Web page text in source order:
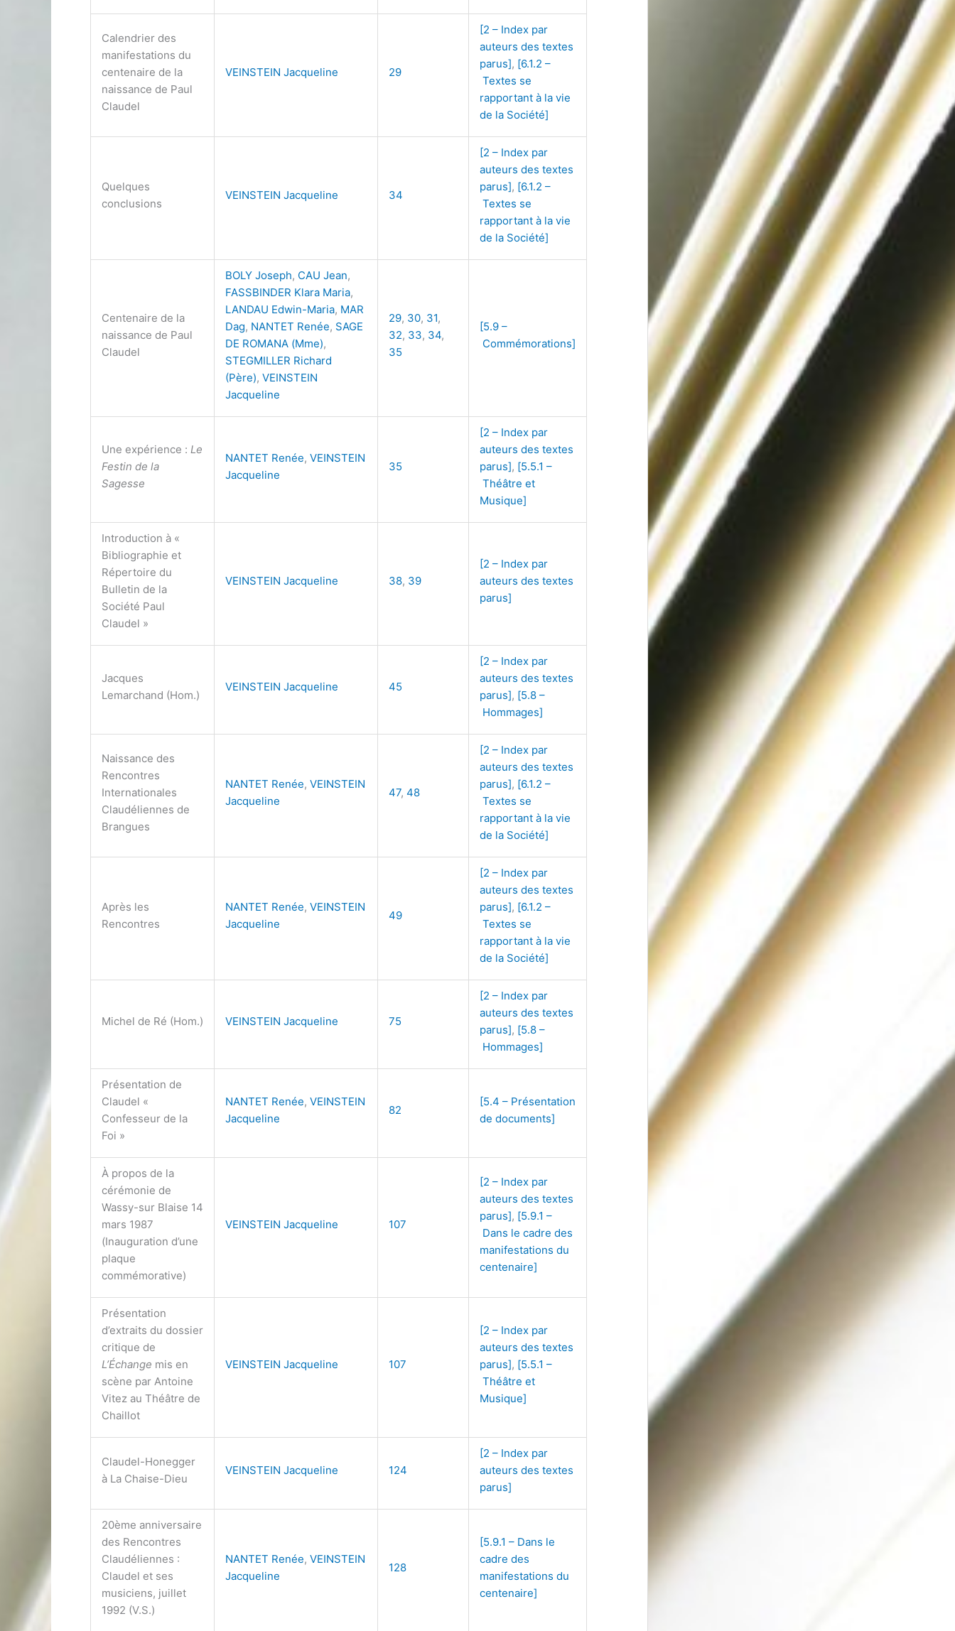
Calendrier des
manifestations du
centenaire de la
naissance de Paul
Claudel
VEINSTEIN Jacqueline 29
[2 – Index par
auteurs des textes
parus], [6.1.2 –
Textes se
rapportant à la vie
de la Société]
Quelques
conclusions
VEINSTEIN Jacqueline 34
[2 – Index par
auteurs des textes
parus], [6.1.2 –
Textes se
rapportant à la vie
de la Société]
Centenaire de la
naissance de Paul
Claudel
BOLY Joseph, CAU Jean,
FASSBINDER Klara Maria,
LANDAU Edwin-Maria, MAR
Dag, NANTET Renée, SAGE
DE ROMANA (Mme),
STEGMILLER Richard
(Père), VEINSTEIN
Jacqueline
29, 30, 31,
32, 33, 34,
35
[5.9 –
Commémorations]
Une expérience : Le
Festin de la
Sagesse
NANTET Renée, VEINSTEIN
Jacqueline
35
[2 – Index par
auteurs des textes
parus], [5.5.1 –
Théâtre et
Musique]
Introduction à «
Bibliographie et
Répertoire du
Bulletin de la
Société Paul
Claudel »
VEINSTEIN Jacqueline 38, 39
[2 – Index par
auteurs des textes
parus]
Jacques
Lemarchand (Hom.)
VEINSTEIN Jacqueline 45
[2 – Index par
auteurs des textes
parus], [5.8 –
Hommages]
Naissance des
Rencontres
Internationales
Claudéliennes de
Brangues
NANTET Renée, VEINSTEIN
Jacqueline
47, 48
[2 – Index par
auteurs des textes
parus], [6.1.2 –
Textes se
rapportant à la vie
de la Société]
Après les
Rencontres
NANTET Renée, VEINSTEIN
Jacqueline
49
[2 – Index par
auteurs des textes
parus], [6.1.2 –
Textes se
rapportant à la vie
de la Société]
Michel de Ré (Hom.) VEINSTEIN Jacqueline 75
[2 – Index par
auteurs des textes
parus], [5.8 –
Hommages]
Présentation de
Claudel «
Confesseur de la
Foi »
NANTET Renée, VEINSTEIN
Jacqueline
82
[5.4 – Présentation
de documents]
À propos de la
cérémonie de
Wassy-sur Blaise 14
mars 1987
(Inauguration d’une
plaque
commémorative)
VEINSTEIN Jacqueline 107
[2 – Index par
auteurs des textes
parus], [5.9.1 –
Dans le cadre des
manifestations du
centenaire]
Présentation
d’extraits du dossier
critique de
L’Échange mis en
scène par Antoine
Vitez au Théâtre de
Chaillot
VEINSTEIN Jacqueline 107
[2 – Index par
auteurs des textes
parus], [5.5.1 –
Théâtre et
Musique]
Claudel-Honegger
à La Chaise-Dieu
VEINSTEIN Jacqueline 124
[2 – Index par
auteurs des textes
parus]
20ème anniversaire
des Rencontres
Claudéliennes :
Claudel et ses
musiciens, juillet
1992 (V.S.)
NANTET Renée, VEINSTEIN
Jacqueline
128
[5.9.1 – Dans le
cadre des
manifestations du
centenaire]